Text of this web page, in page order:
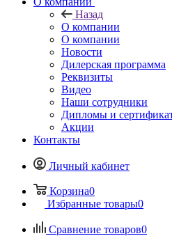
Назад
О компании
О компании
Новости
Дилерская программа
Реквизиты
Видео
Наши сотрудники
Дипломы и
Акции
Контакты
Личный кабинет
Корзина0
Избранные товары0
Сравнение товаров0